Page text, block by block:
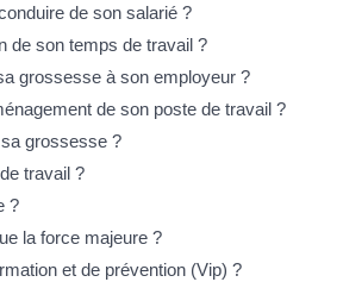
de son salarié ?
de son temps de travail ?
grossesse à son employeur ?
de son poste de travail ?
grossesse ?
travail ?
?
la force majeure ?
et de prévention (Vip) ?